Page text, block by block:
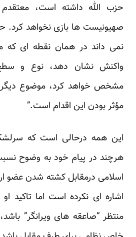
حزب الله داشته است،
صهیونیست ها بازی نخواهد کرد.
نمی داند در همان نقطه ای که
واکنش نشان دهد، نوع و
مشخص خواهد کرد، موضوع
مؤثر بودن این اقدام است.”
این همه درحالی است که
هرچند در پیام خود به وضوح
اسلامی درمقابل کشته شدن عضو
اشاره ای نکرده است اما تاکید او
منتظر “صاعقه های ویرانگر”